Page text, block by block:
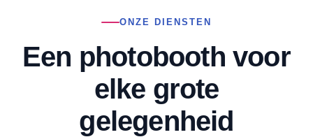
ONZE DIENSTEN
Een photobooth voor
elke grote
gelegenheid